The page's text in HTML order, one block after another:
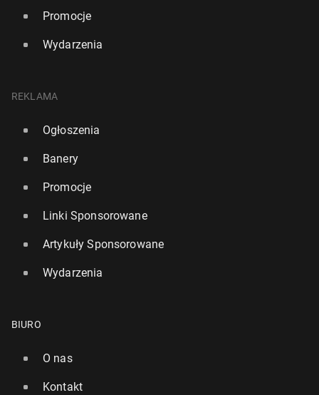
Promocje
Wydarzenia
REKLAMA
Ogłoszenia
Banery
Promocje
Linki Sponsorowane
Artykuły Sponsorowane
Wydarzenia
BIURO
O nas
Kontakt